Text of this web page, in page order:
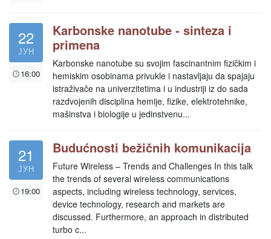
22
ЈУН
16:00
Karbonske nanotube - sinteza i
primena
Karbonske nanotube su svojim fascinantnim fizičkim i
hemiskim osobinama privukle i nastavljaju da spajaju
istraživače na univerzitetima i u industriji iz do sada
razdvojenih disciplina hemije, fizike, elektrotehnike,
mašinstva i biologije u jedinstvenu...
21
ЈУН
19:00
Budućnosti bežičnih komunikacija
Future Wireless – Trends and Challenges In this talk
the trends of several wireless communications
aspects, including wireless technology, services,
device technology, research and markets are
discussed. Furthermore, an approach in distributed
turbo c...